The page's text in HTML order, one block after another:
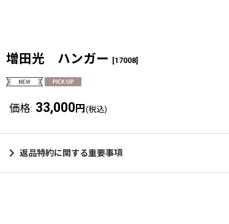
増田光 ハンガー [17008]
価格: 33,000 円 (税込)
返品特約に関する重要事項